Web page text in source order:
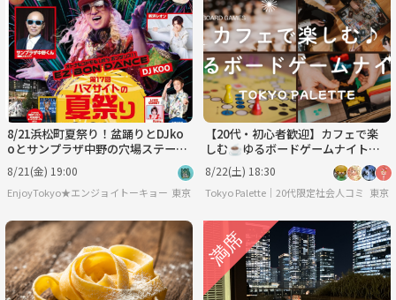
8/21浜松町夏祭り！盆踊りとDJko
oとサンプラザ中野の穴場ステージ
【途中参加ok】
8/21(金) 19:00
EnjoyTokyo★エンジョイトーキョー 〜気持ちだけでも国際派〜
東京
【20代・初心者歓迎】カフェで楽
しむ☕️ゆるボードゲームナイト🎲
✨
8/22(土) 18:30
Tokyo Palette｜20代限定社会人コミュニ
東京